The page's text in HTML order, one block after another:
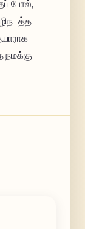
போல்,